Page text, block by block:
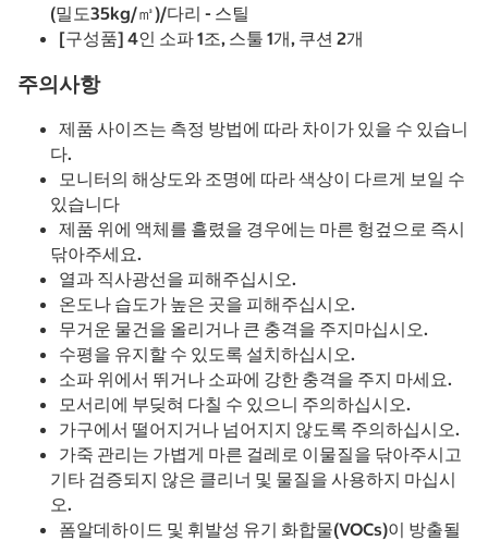
(밀도35kg/㎥)/다리 - 스틸
[구성품] 4인 소파 1조, 스툴 1개, 쿠션 2개
주의사항
제품 사이즈는 측정 방법에 따라 차이가 있을 수 있습니
다.
모니터의 해상도와 조명에 따라 색상이 다르게 보일 수
있습니다
제품 위에 액체를 흘렸을 경우에는 마른 헝겊으로 즉시
닦아주세요.
열과 직사광선을 피해주십시오.
온도나 습도가 높은 곳을 피해주십시오.
무거운 물건을 올리거나 큰 충격을 주지마십시오.
수평을 유지할 수 있도록 설치하십시오.
소파 위에서 뛰거나 소파에 강한 충격을 주지 마세요.
모서리에 부딪혀 다칠 수 있으니 주의하십시오.
가구에서 떨어지거나 넘어지지 않도록 주의하십시오.
가죽 관리는 가볍게 마른 걸레로 이물질을 닦아주시고
기타 검증되지 않은 클리너 및 물질을 사용하지 마십시
오.
폼알데하이드 및 휘발성 유기 화합물(VOCs)이 방출될